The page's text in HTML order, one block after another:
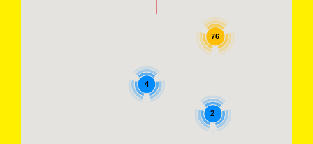
76
4
2